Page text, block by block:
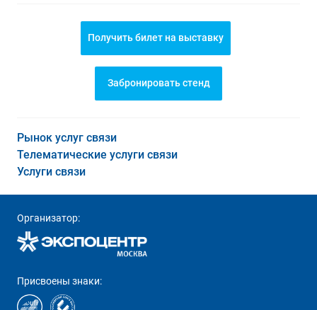
Получить билет на выставку
Забронировать стенд
Рынок услуг связи
Телематические услуги связи
Услуги связи
Организатор:
Присвоены знаки: